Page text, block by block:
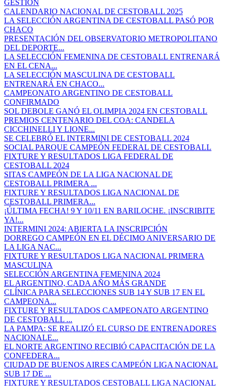
GESTIÓN
CALENDARIO NACIONAL DE CESTOBALL 2025
LA SELECCIÓN ARGENTINA DE CESTOBALL PASÓ POR
CHACO
PRESENTACIÓN DEL OBSERVATORIO METROPOLITANO
DEL DEPORTE...
LA SELECCIÓN FEMENINA DE CESTOBALL ENTRENARÁ
EN EL CENA...
LA SELECCIÓN MASCULINA DE CESTOBALL
ENTRENARÁ EN CHACO...
CAMPEONATO ARGENTINO DE CESTOBALL
CONFIRMADO
SOL DEBOLE GANÓ EL OLIMPIA 2024 EN CESTOBALL
PREMIOS CENTENARIO DEL COA: CANDELA
CICCHINELLI Y LIONE...
SE CELEBRÓ EL INTERMINI DE CESTOBALL 2024
SOCIAL PARQUE CAMPEÓN FEDERAL DE CESTOBALL
FIXTURE Y RESULTADOS LIGA FEDERAL DE
CESTOBALL 2024
SITAS CAMPEÓN DE LA LIGA NACIONAL DE
CESTOBALL PRIMERA ...
FIXTURE Y RESULTADOS LIGA NACIONAL DE
CESTOBALL PRIMERA...
¡ÚLTIMA FECHA! 9 Y 10/11 EN BARILOCHE. ¡INSCRIBITE
YA!...
INTERMINI 2024: ABIERTA LA INSCRIPCIÓN
DORREGO CAMPEÓN EN EL DÉCIMO ANIVERSARIO DE
LA LIGA NAC...
FIXTURE Y RESULTADOS LIGA NACIONAL PRIMERA
MASCULINA
SELECCIÓN ARGENTINA FEMENINA 2024
EL ARGENTINO, CADA AÑO MÁS GRANDE
CLÍNICA PARA SELECCIONES SUB 14 Y SUB 17 EN EL
CAMPEONA...
FIXTURE Y RESULTADOS CAMPEONATO ARGENTINO
DE CESTOBALL ...
LA PAMPA: SE REALIZÓ EL CURSO DE ENTRENADORES
NACIONALE...
EL NORTE ARGENTINO RECIBIÓ CAPACITACIÓN DE LA
CONFEDERA...
CIUDAD DE BUENOS AIRES CAMPEÓN LIGA NACIONAL
SUB 17 DE ...
FIXTURE Y RESULTADOS CESTOBALL LIGA NACIONAL